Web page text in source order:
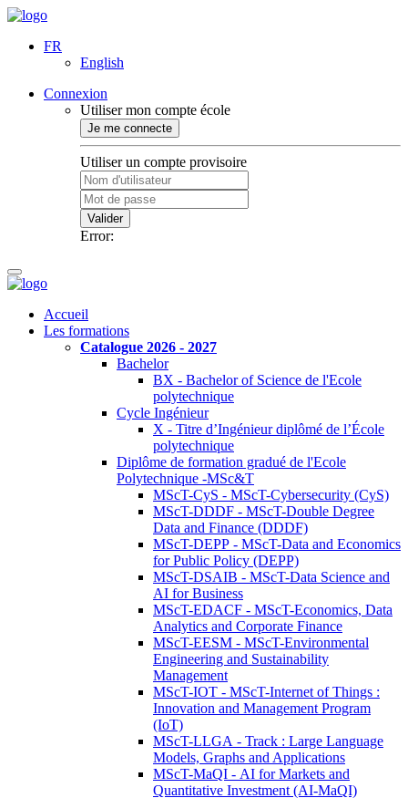
FR
English
Connexion
Utiliser mon compte école
Je me connecte
Utiliser un compte provisoire
Valider
Error:
Accueil
Les formations
Catalogue 2026 - 2027
Bachelor
BX - Bachelor of Science de l'Ecole
polytechnique
Cycle Ingénieur
X - Titre d’Ingénieur diplômé de l’École
polytechnique
Diplôme de formation gradué de l'Ecole
Polytechnique -MSc&T
MScT-CyS - MScT-Cybersecurity (CyS)
MScT-DDDF - MScT-Double Degree
Data and Finance (DDDF)
MScT-DEPP - MScT-Data and Economics
for Public Policy (DEPP)
MScT-DSAIB - MScT-Data Science and
AI for Business
MScT-EDACF - MScT-Economics, Data
Analytics and Corporate Finance
MScT-EESM - MScT-Environmental
Engineering and Sustainability
Management
MScT-IOT - MScT-Internet of Things :
Innovation and Management Program
(IoT)
MScT-LLGA - Track : Large Language
Models, Graphs and Applications
MScT-MaQI - AI for Markets and
Quantitative Investment (AI-MaQI)